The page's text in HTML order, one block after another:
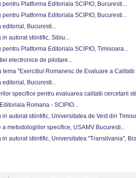
Platforma Editoriala SCIPIO, Bucuresti...
Platforma Editoriala SCIPIO, Bucuresti...
Bucuresti...
autorat stiintific, Sibiu...
Platforma Editoriala SCIPIO, Timisoara...
electronice de pilotare...
tema "Exercitiul Romanesc de Evaluare a Calitatii
Bucuresti...
specifice pentru evaluarea calitatii cercetarii
Romana - SCIPIO...
autorat stiintific, Universitatea de Vest din
metodologiilor specifice, USAMV Bucuresti...
autorat stiintific, Universitatea "Transilvania",